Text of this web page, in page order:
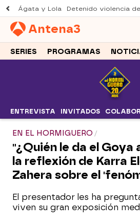
Ágata y Lola Detenido violencia
Antena3
SERIES PROGRAMAS
ENTREVISTA INVITADOS
EN EL HORMIGUERO
"¿Quién le da el Goya
la reflexión de Karra
Zahera sobre el
El presentador les ha
viven su gran exposición